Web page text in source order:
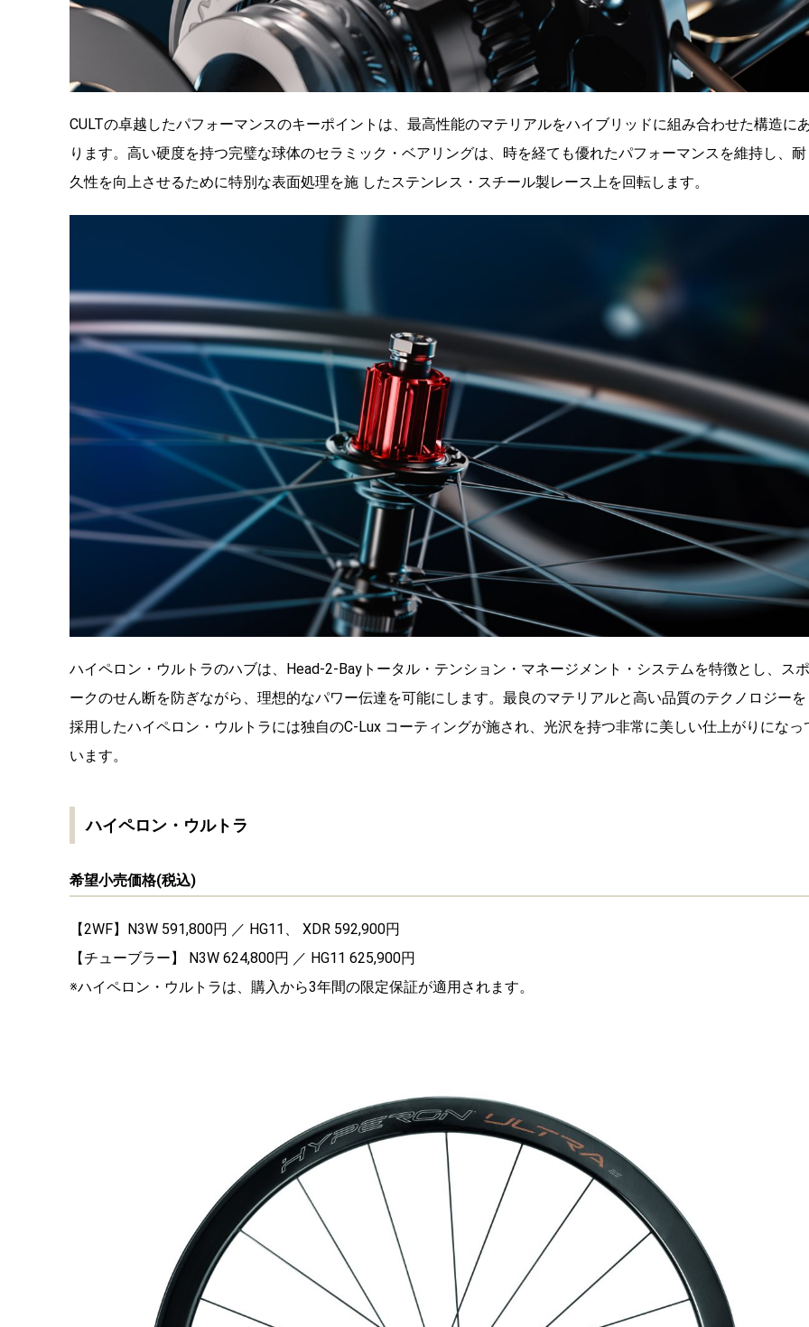
CULTの卓越したパフォーマンスのキーポイントは、最高性能のマテリアルをハイブリッドに組み合わせた構造に
ります。高い硬度を持つ完璧な球体のセラミック・ベアリングは、時を経ても優れたパフォーマンスを維持し、耐
久性を向上させるために特別な表面処理を施 したステンレス・スチール製レース上を回転します。
ハイペロン・ウルトラのハブは、Head-2-Bayトータル・テンション・マネージメント・システムを特徴とし、スポ
ークのせん断を防ぎながら、理想的なパワー伝達を可能にします。最良のマテリアルと高い品質のテクノロジーを
採用したハイペロン・ウルトラには独自のC-Lux コーティングが施され、光沢を持つ非常に美しい仕上がりになっ
います。
ハイペロン・ウルトラ
希望小売価格(税込)
【2WF】N3W 591,800円 ／ HG11、 XDR 592,900円
【チューブラー】 N3W 624,800円 ／ HG11 625,900円
※ハイペロン・ウルトラは、購入から3年間の限定保証が適用されます。